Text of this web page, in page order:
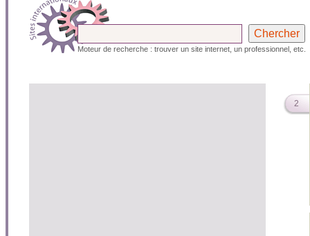
Moteur de recherche : trouver un site internet, un professionnel, etc.
2